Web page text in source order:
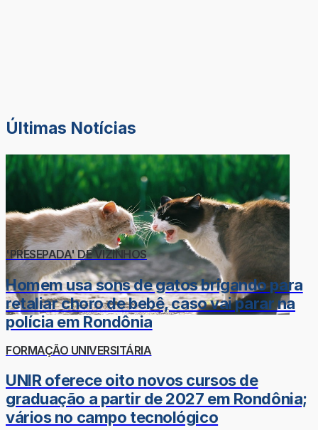
Últimas Notícias
'PRESEPADA' DE VIZINHOS
Homem usa sons de gatos brigando para
retaliar choro de bebê, caso vai parar na
polícia em Rondônia
FORMAÇÃO UNIVERSITÁRIA
UNIR oferece oito novos cursos de
graduação a partir de 2027 em Rondônia;
vários no campo tecnológico